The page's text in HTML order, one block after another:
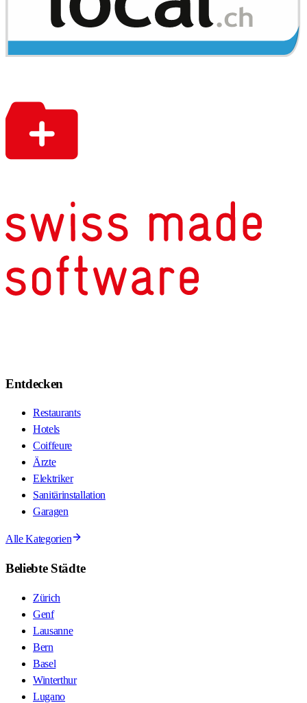
Entdecken
Restaurants
Hotels
Coiffeure
Ärzte
Elektriker
Sanitärinstallation
Garagen
Alle Kategorien
Beliebte Städte
Zürich
Genf
Lausanne
Bern
Basel
Winterthur
Lugano